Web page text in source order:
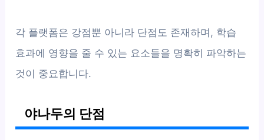
각 플랫폼은 강점뿐 아니라 단점도 존재하며, 학습
효과에 영향을 줄 수 있는 요소들을 명확히 파악하는
것이 중요합니다.
야나두의 단점